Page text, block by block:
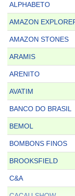
ALPHABETO
AMAZON
AMAZON STONES
ARAMIS
ARENITO
AVATIM
BANCO DO BRASIL
BEMOL
BOMBONS FINOS
BROOKSFIELD
C&A